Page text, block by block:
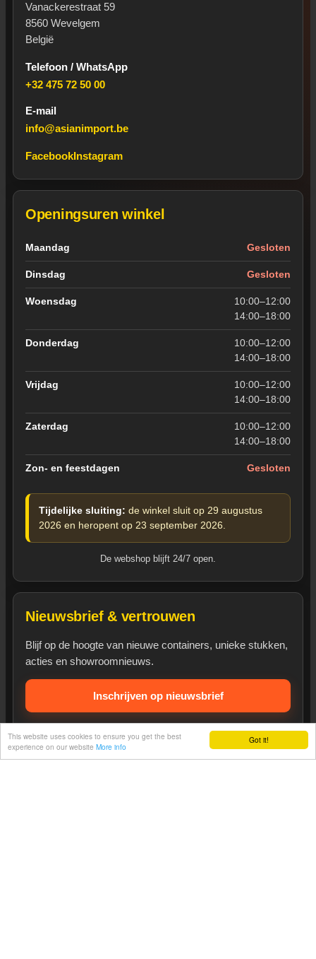
Got it!
This website uses cookies to ensure you get the best
experience on our website More info
Vanackerestraat 59
8560 Wevelgem
België
Telefoon / WhatsApp
+32 475 72 50 00
E-mail
info@asianimport.be
FacebookInstagram
Openingsuren winkel
Openingsuren van de winkel in Wevelgem
Maandag Gesloten
Dinsdag Gesloten
Woensdag
10:00–12:00
14:00–18:00
Donderdag
10:00–12:00
14:00–18:00
Vrijdag
10:00–12:00
14:00–18:00
Zaterdag
10:00–12:00
14:00–18:00
Zon- en feestdagen Gesloten
Tijdelijke sluiting: de winkel sluit op 29 augustus
2026 en heropent op 23 september 2026.
De webshop blijft 24/7 open.
Nieuwsbrief & vertrouwen
Blijf op de hoogte van nieuwe containers, unieke stukken,
acties en showroomnieuws.
Inschrijven op nieuwsbrief
Betrouwbare Belgische webshop
Met fysieke winkel en showroom in Wevelgem.
Heeft u een vraag?